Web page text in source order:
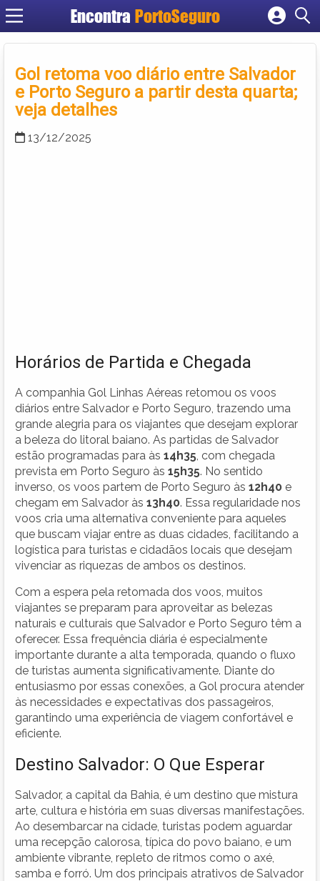
Encontra PortoSeguro
Cadastrar empresa
Criar conta
Gol retoma voo diário entre Salvador
e Porto Seguro a partir desta quarta;
veja detalhes
13/12/2025
Horários de Partida e Chegada
A companhia Gol Linhas Aéreas retomou os voos
diários entre Salvador e Porto Seguro, trazendo uma
grande alegria para os viajantes que desejam explorar
a beleza do litoral baiano. As partidas de Salvador
estão programadas para às 14h35 , com chegada
prevista em Porto Seguro às 15h35. No sentido
inverso, os voos partem de Porto Seguro às 12h40 e
chegam em Salvador às 13h40. Essa regularidade nos
voos cria uma alternativa conveniente para aqueles
que buscam viajar entre as duas cidades, facilitando a
logística para turistas e cidadãos locais que desejam
vivenciar as riquezas de ambos os destinos.
Com a espera pela retomada dos voos, muitos
viajantes se preparam para aproveitar as belezas
naturais e culturais que Salvador e Porto Seguro têm a
oferecer. Essa frequência diária é especialmente
importante durante a alta temporada, quando o fluxo
de turistas aumenta significativamente. Diante do
entusiasmo por essas conexões, a Gol procura atender
às necessidades e expectativas dos passageiros,
garantindo uma experiência de viagem confortável e
eficiente.
Destino Salvador: O Que Esperar
Salvador, a capital da Bahia, é um destino que mistura
arte, cultura e história em suas diversas manifestações.
Ao desembarcar na cidade, turistas podem aguardar
uma recepção calorosa, típica do povo baiano, e um
ambiente vibrante, repleto de ritmos como o axé,
samba e forró. Um dos principais atrativos de Salvador